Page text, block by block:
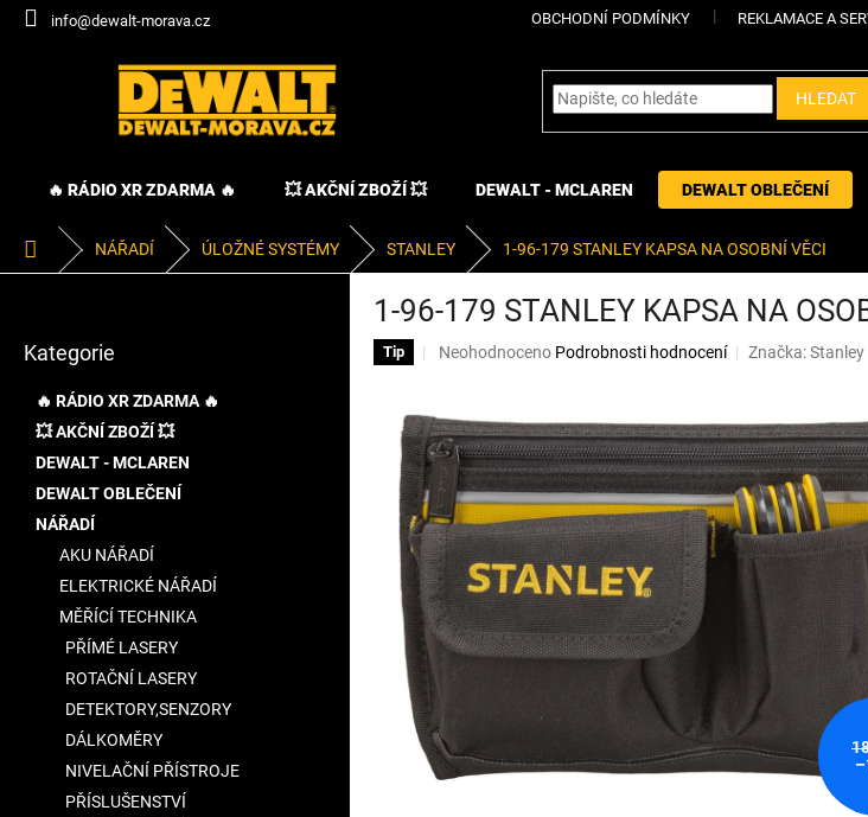
Přejít
info@dewalt-morava.cz OBCHODNÍ PODMÍNKY REKLAMACE A
HLEDAT
🔥 RÁDIO XR ZDARMA 🔥 💥 AKČNÍ ZBOŽÍ 💥 DEWALT - MCLAREN DEWALT OBLEČENÍ
Domů NÁŘADÍ ÚLOŽNÉ SYSTÉMY STANLEY 1-96-179 STANLEY KAPSA NA OSOBNÍ VĚCI
kategorie
Kategorie
🔥 RÁDIO XR ZDARMA 🔥
💥 AKČNÍ ZBOŽÍ 💥
DEWALT - MCLAREN
DEWALT OBLEČENÍ
NÁŘADÍ
AKU NÁŘADÍ
ELEKTRICKÉ NÁŘADÍ
MĚŘÍCÍ TECHNIKA
PŘÍMÉ LASERY
ROTAČNÍ LASERY
DETEKTORY,SENZORY
DÁLKOMĚRY
NIVELAČNÍ PŘÍSTROJE
PŘÍSLUŠENSTVÍ
1-96-179 STANLEY KAPSA NA
Tip
Průměrné
je
0,0
z
5
hvězdiček.
Neohodnoceno Podrobnosti hodnocení Značka:Stanley